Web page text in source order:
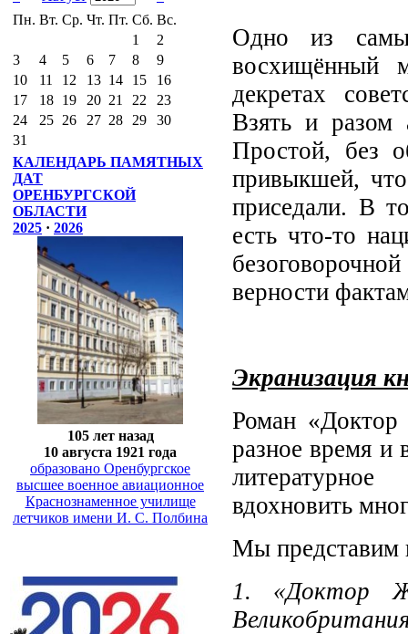
Пн. Вт. Ср. Чт. Пт. Сб. Вс.
1
2
3
4 5 6 7 8
9
10
11 12 13 14 15
16
17
18 19 20 21 22
23
24
25 26 27 28 29
30
31
КАЛЕНДАРЬ ПАМЯТНЫХ
ДАТ
ОРЕНБУРГСКОЙ
ОБЛАСТИ
2025 · 2026
105 лет назад
10 августа 1921 года
образовано Оренбургское
высшее военное авиационное
Краснознаменное училище
летчиков имени И. С. Полбина
Одно из
восхищённый
декретах
Взять и разом
Простой, без
привыкшей,
приседали. В
есть что-то
верности
Экранизация
Роман
разное время и
вдохновить
Мы представим
1. «Доктор